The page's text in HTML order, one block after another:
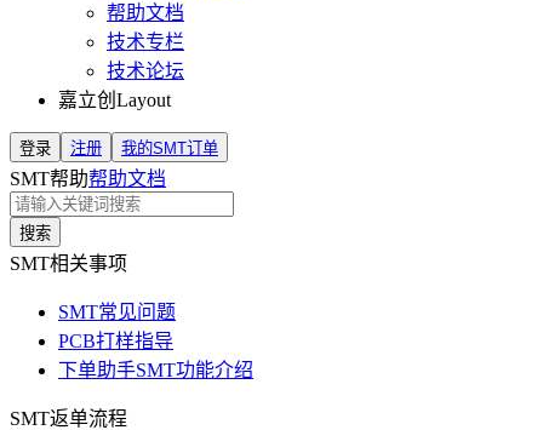
帮助文档
技术专栏
技术论坛
嘉立创Layout
登录 注册 我的SMT订单
SMT帮助帮助文档
搜索
SMT相关事项
SMT常见问题
PCB打样指导
下单助手SMT功能介绍
SMT返单流程